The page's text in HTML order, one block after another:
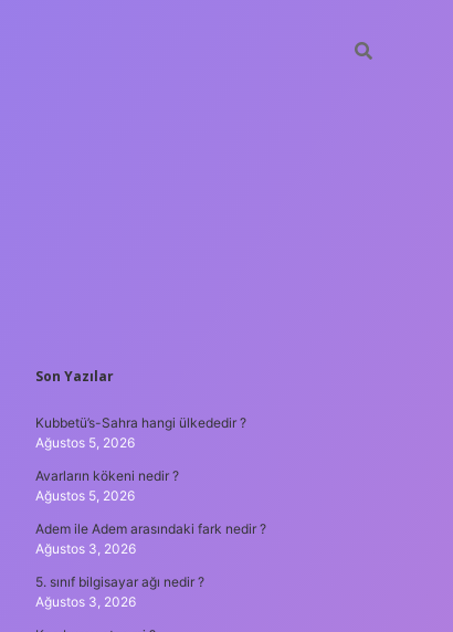
SIDEBAR
Son Yazılar
Kubbetü’s-Sahra hangi ülkededir ?
Ağustos 5, 2026
Avarların kökeni nedir ?
Ağustos 5, 2026
Adem ile Adem arasındaki fark nedir ?
Ağustos 3, 2026
5. sınıf bilgisayar ağı nedir ?
Ağustos 3, 2026